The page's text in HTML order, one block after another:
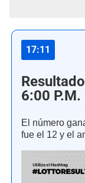
17:11
6:00 P.M.
El número
fue el 12 y el